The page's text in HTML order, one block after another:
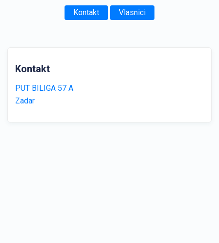
Kontakt Vlasnici
Kontakt
PUT BILIGA 57 A
Zadar